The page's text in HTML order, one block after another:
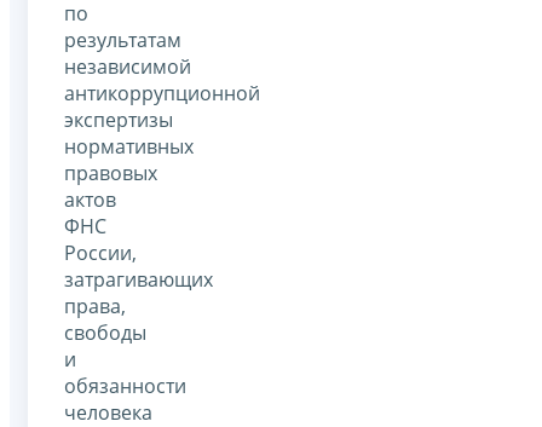
по
результатам
независимой
антикоррупционной
экспертизы
нормативных
правовых
актов
ФНС
России,
затрагивающих
права,
свободы
и
обязанности
человека